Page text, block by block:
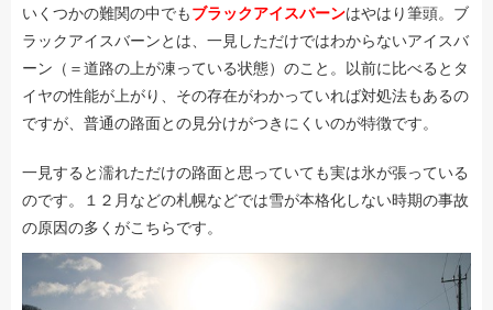
いくつかの難関の中でもブラックアイスバーンはやはり筆頭。ブ
ラックアイスバーンとは、一見しただけではわからないアイスバ
ーン（＝道路の上が凍っている状態）のこと。以前に比べるとタ
イヤの性能が上がり、その存在がわかっていれば対処法もあるの
ですが、普通の路面との見分けがつきにくいのが特徴です。
一見すると濡れただけの路面と思っていても実は氷が張っている
のです。１２月などの札幌などでは雪が本格化しない時期の事故
の原因の多くがこちらです。